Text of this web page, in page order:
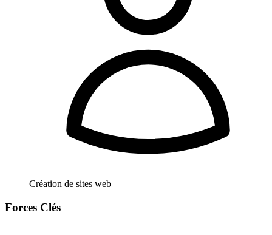
Création de sites web
Forces Clés